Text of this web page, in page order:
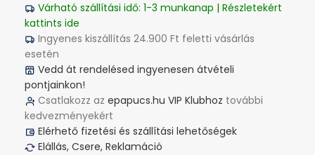
Várható szállítási idő: 1-3 munkanap | Részletekért
kattints ide
Ingyenes kiszállítás 24.900 Ft feletti vásárlás
esetén
Vedd át rendelésed ingyenesen átvételi
pontjainkon!
Csatlakozz az epapucs.hu VIP Klubhoz további
kedvezményekért
Elérhető fizetési és szállítási lehetőségek
Elállás, Csere, Reklamáció